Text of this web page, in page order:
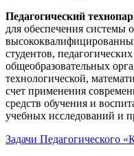
Педагогический
для обеспечения системы
студентов,
общеобразовательных
технологической,
счет применения
средств обучения и
учебных исследований и
Задачи Педагогического